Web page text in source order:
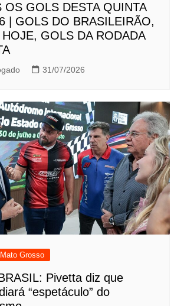
OS GOLS DESTA QUINTA
| GOLS DO BRASILEIRÃO,
GOLS DA RODADA
31/07/2026
Mato Grosso
Pivetta diz que
“espetáculo” do